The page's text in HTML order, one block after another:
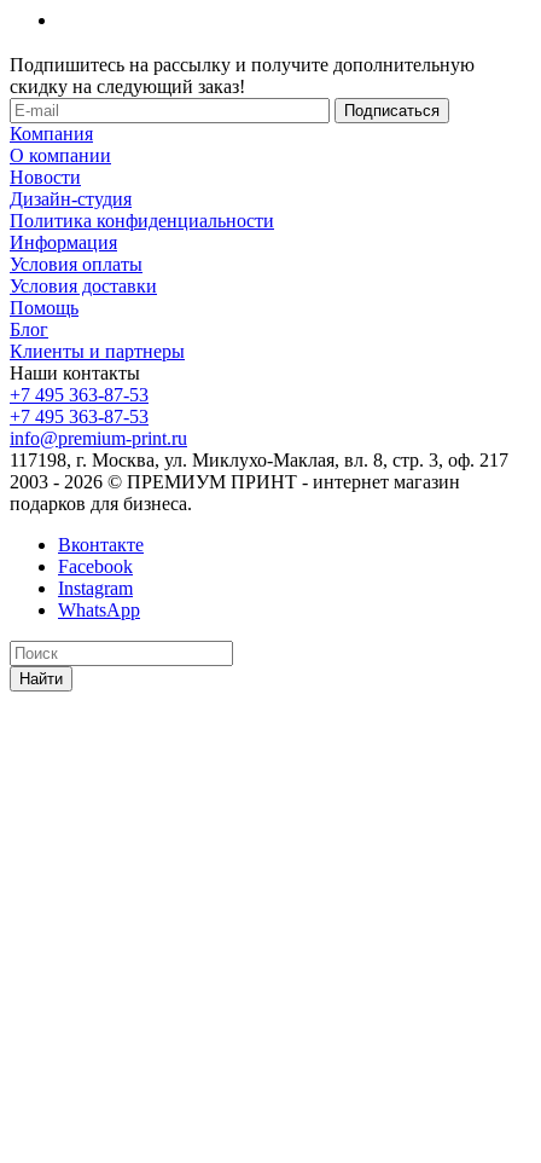
Подпишитесь на рассылку и получите дополнительную
скидку на следующий заказ!
Компания
О компании
Новости
Дизайн-студия
Политика конфиденциальности
Информация
Условия оплаты
Условия доставки
Помощь
Блог
Клиенты и партнеры
Наши контакты
+7 495 363-87-53
+7 495 363-87-53
info@premium-print.ru
117198, г. Москва, ул. Миклухо-Маклая, вл. 8, стр. 3, оф. 217
2003 - 2026 © ПРЕМИУМ ПРИНТ - интернет магазин
подарков для бизнеса.
Вконтакте
Facebook
Instagram
WhatsApp
Найти